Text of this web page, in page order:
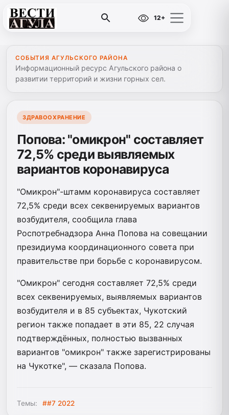
12+
СОБЫТИЯ АГУЛЬСКОГО РАЙОНА
Информационный ресурс Агульского района о
развитии территорий и жизни горных сел.
ЗДРАВООХРАНЕНИЕ
Попова: "омикрон" составляет
72,5% среди выявляемых
вариантов коронавируса
"Омикрон"-штамм коронавируса составляет
72,5% среди всех секвенируемых вариантов
возбудителя, сообщила глава
Роспотребнадзора Анна Попова на совещании
президиума координационного совета при
правительстве при борьбе с коронавирусом.
"Омикрон" сегодня составляет 72,5% среди
всех секвенируемых, выявляемых вариантов
возбудителя и в 85 субъектах, Чукотский
регион также попадает в эти 85, 22 случая
подтверждённых, полностью вызванных
вариантов "омикрон" также зарегистрированы
на Чукотке", — сказала Попова.
Темы: ##7 2022